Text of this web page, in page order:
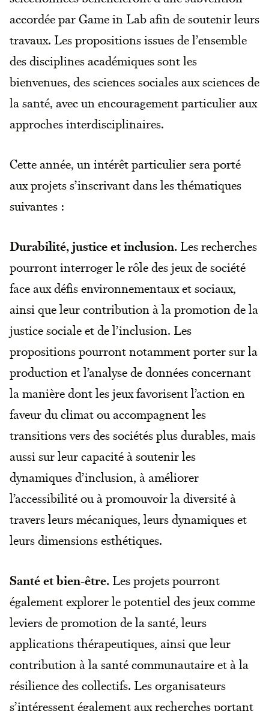
accordée par Game in Lab afin de soutenir leurs
travaux. Les propositions issues de l’ensemble
des disciplines académiques sont les
bienvenues, des sciences sociales aux sciences de
la santé, avec un encouragement particulier aux
approches interdisciplinaires.
Cette année, un intérêt particulier sera porté
aux projets s’inscrivant dans les thématiques
suivantes :
Durabilité, justice et inclusion. Les recherches
pourront interroger le rôle des jeux de société
face aux défis environnementaux et sociaux,
ainsi que leur contribution à la promotion de la
justice sociale et de l’inclusion. Les
propositions pourront notamment porter sur la
production et l’analyse de données concernant
la manière dont les jeux favorisent l’action en
faveur du climat ou accompagnent les
transitions vers des sociétés plus durables, mais
aussi sur leur capacité à soutenir les
dynamiques d’inclusion, à améliorer
l’accessibilité ou à promouvoir la diversité à
travers leurs mécaniques, leurs dynamiques et
leurs dimensions esthétiques.
Santé et bien-être. Les projets pourront
également explorer le potentiel des jeux comme
leviers de promotion de la santé, leurs
applications thérapeutiques, ainsi que leur
contribution à la santé communautaire et à la
résilience des collectifs. Les organisateurs
s’intéressent également aux recherches portant